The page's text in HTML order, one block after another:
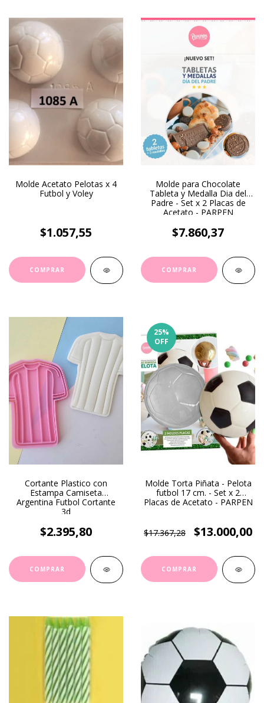
Molde Acetato Pelotas x 4
Futbol y Voley
$1.057,55
Molde para Chocolate
Tableta y Medalla Dia del
Padre - Set x 2 Placas de
Acetato - PARPEN
$7.860,37
Cortante Plastico con
Estampa Camiseta
Argentina Futbol Cortante
3d
$2.395,80
25%
OFF
Molde Torta Piñata - Pelota
futbol 17 cm. - Set x 2
Placas de Acetato - PARPEN
$17.367,28 $13.000,00